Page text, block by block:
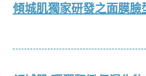
傾城肌獨家研發之面膜